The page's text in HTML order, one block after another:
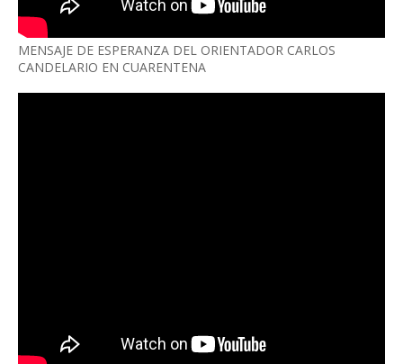
MENSAJE DE ESPERANZA DEL ORIENTADOR CARLOS
CANDELARIO EN CUARENTENA